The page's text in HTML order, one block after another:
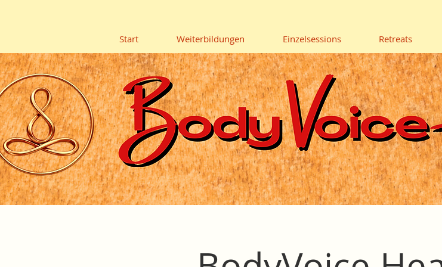
Start Weiterbildungen Einzelsessions Retreats